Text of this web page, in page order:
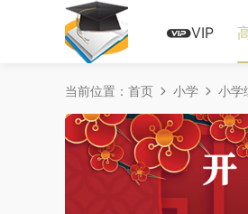
VIP
当前位置： 首页 小学 小学